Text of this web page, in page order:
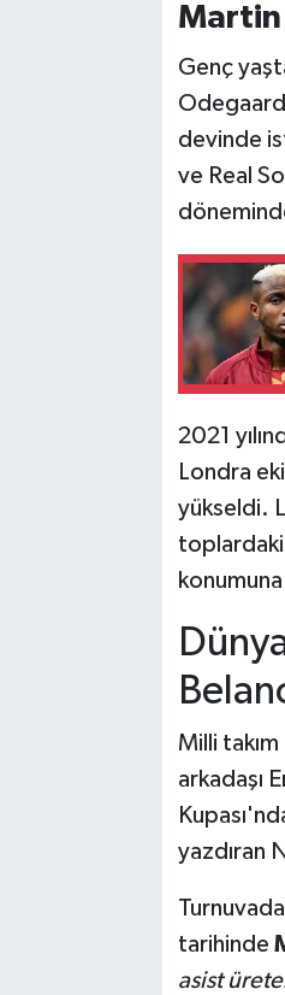
Martin
Genç
devinde
ve Real
2021
Londra
yükseldi.
toplardaki
Milli
arkadaşı
yazdıran
tarihinde
asist